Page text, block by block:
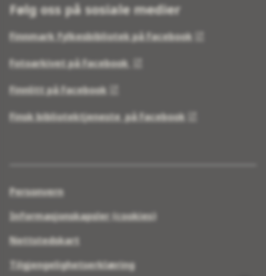
Følg oss på sosiale medier
Finnmark fylkesbibliotek på Facebook
Fotoarkivet på Facebook
Finnlitt på Facebook
Finsk bibliotektjeneste på Facebook
Personvern
Informasjonskapsler (cookies)
Nettstedskart
Tilgjengelighetserklæring